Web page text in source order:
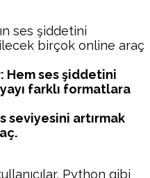
ses şiddetini
birçok online araç
Hem ses şiddetini
farklı formatlara
seviyesini artırmak
Python gibi